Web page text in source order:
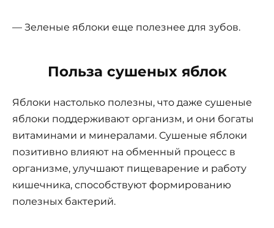
— Зеленые яблоки еще полезнее для зубов.
Польза сушеных яблок
Яблоки настолько полезны, что даже сушеные
яблоки поддерживают организм, и они богаты
витаминами и минералами. Сушеные яблоки
позитивно влияют на обменный процесс в
организме, улучшают пищеварение и работу
кишечника, способствуют формированию
полезных бактерий.